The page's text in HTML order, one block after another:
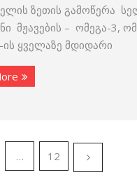
ზეთის გამოწერა
მჟავების – ომეგა-3,
ის ყველაზე მდიდარი
… 12